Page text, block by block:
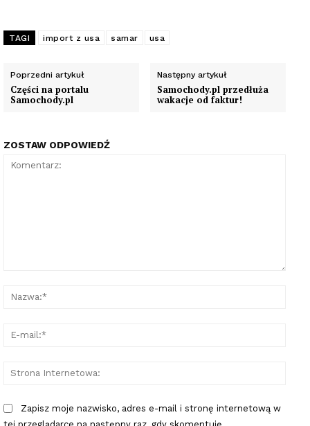
TAGI import z usa samar usa
Poprzedni artykuł
Części na portalu
Samochody.pl
Następny artykuł
Samochody.pl przedłuża
wakacje od faktur!
ZOSTAW ODPOWIEDŹ
Zapisz moje nazwisko, adres e-mail i stronę internetową w